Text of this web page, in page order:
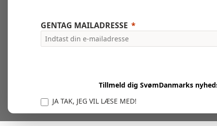
GENTAG MAILADRESSE
Tillmeld dig SvømDanmarks
JA TAK, JEG VIL LÆSE MED!